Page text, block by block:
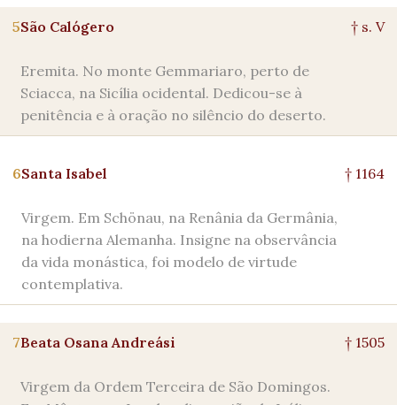
5São Calógero
Eremita. No monte Gemmariaro, perto de
Sciacca, na Sicília ocidental. Dedicou-se à
penitência e à oração no silêncio do deserto.
† s. V
6Santa Isabel
Virgem. Em Schönau, na Renânia da Germânia,
na hodierna Alemanha. Insigne na observância
da vida monástica, foi modelo de virtude
contemplativa.
† 1164
7Beata Osana Andreási
Virgem da Ordem Terceira de São Domingos.
† 1505